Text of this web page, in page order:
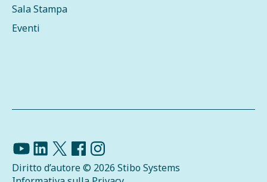
Sala Stampa
Eventi
Diritto d’autore © 2026 Stibo Systems